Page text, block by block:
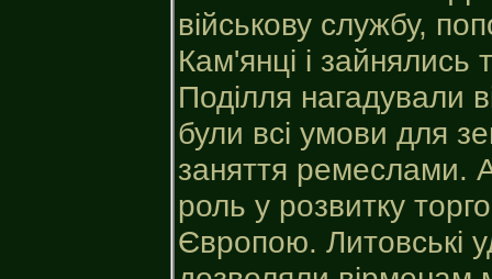
військову службу,
Кам'янці і зайнялись
Поділля нагадували
були всі умови для
заняття ремеслами. А
роль у розвитку
Європою. Литовські